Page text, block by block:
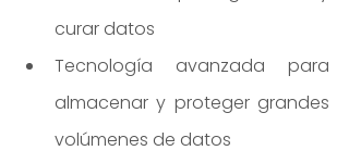
curar datos
Tecnología avanzada para
almacenar y proteger grandes
volúmenes de datos